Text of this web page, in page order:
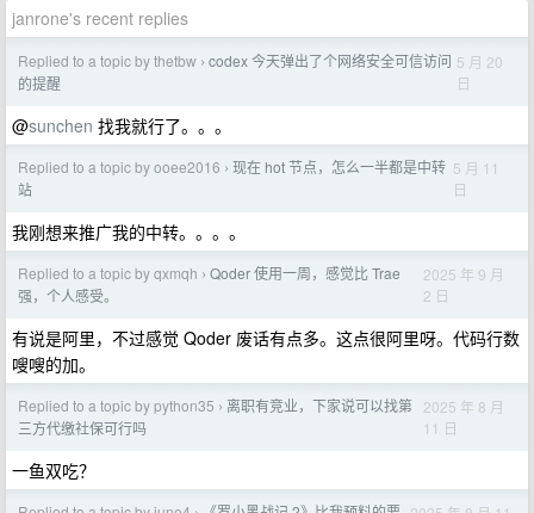
janrone's recent replies
Replied to a topic by thetbw › codex 今天弹出了个网络安全可信访问
的提醒
5 月 20
日
@sunchen 找我就行了。。。
Replied to a topic by ooee2016 › 现在 hot 节点，怎么一半都是中转
站
5 月 11
日
我刚想来推广我的中转。。。。
Replied to a topic by qxmqh › Qoder 使用一周，感觉比 Trae
强，个人感受。
2025 年 9 月
2 日
有说是阿里，不过感觉 Qoder 废话有点多。这点很阿里呀。代码行数
嗖嗖的加。
Replied to a topic by python35 › 离职有竞业，下家说可以找第
三方代缴社保可行吗
2025 年 8 月
11 日
一鱼双吃？